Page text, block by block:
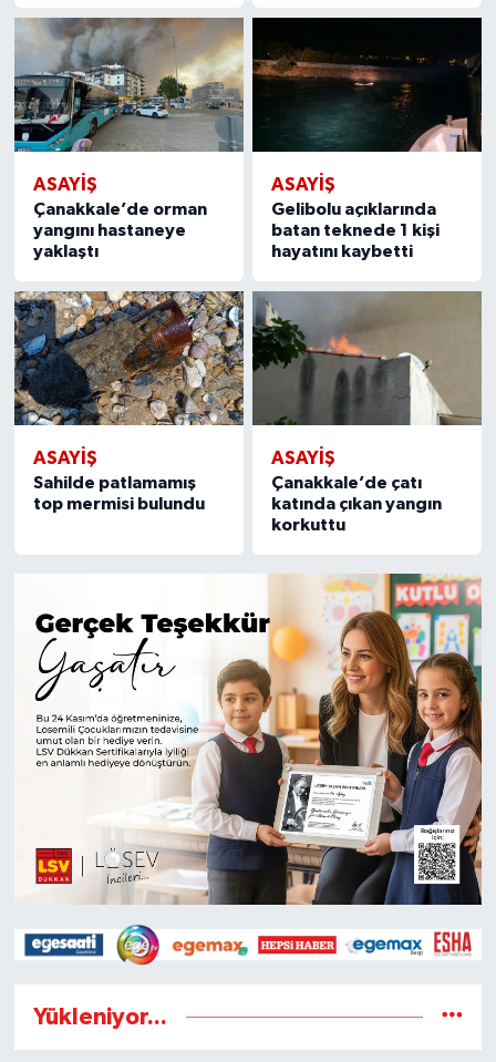
ASAYIŞ
Çanakkale’de orman
yangını hastaneye
yaklaştı
ASAYIŞ
Gelibolu açıklarında
batan teknede 1 kişi
hayatını kaybetti
ASAYIŞ
Sahilde patlamamış
top mermisi bulundu
ASAYIŞ
Çanakkale’de çatı
katında çıkan yangın
korkuttu
Yükleniyor...